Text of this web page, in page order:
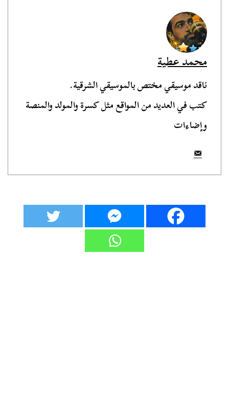
محمد عطية
ناقد موسيقي مختص بالموسيقي الشرقية.
كتب في العديد من المواقع مثل كسرة والمولد والمنصة
وإضاءات